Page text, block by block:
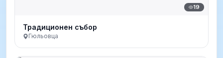
19
Традиционен събор
Гюльовца